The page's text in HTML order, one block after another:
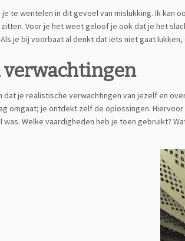
te wentelen in dit gevoel van mislukking. Ik kan
Voor je het weet geloof je ook dat je het
je bij voorbaat al denkt dat iets niet gaat
verwachtingen
dat je realistische verwachtingen van jezelf en
omgaat; je ontdekt zelf de oplossingen.
Welke vaardigheden heb je toen gebruikt?